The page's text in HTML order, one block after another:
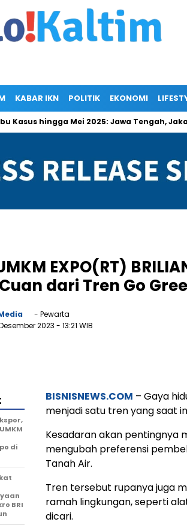
KABAR IKN POLITIK EKONOMI
hingga Mei 2025: Jawa Tengah, Jakarta,
EXPO(RT)
dari Tren Go
- Pewarta
2023 - 13:21 WIB
BISNISNEWS.COM – Gaya
menjadi satu tren yang saat
Kesadaran akan pentingnya
mengubah preferensi
Tanah Air.
Tren tersebut rupanya juga
ramah lingkungan, seperti
dicari.
di
BRI